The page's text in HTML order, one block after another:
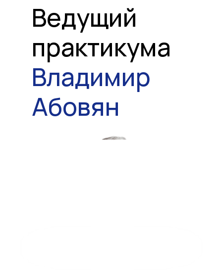
Ведущий
практикума
Владимир
Абовян